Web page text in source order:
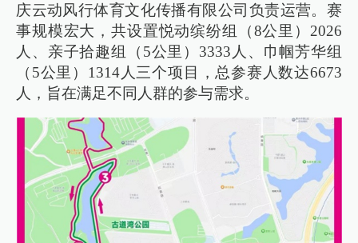
庆云动风行体育文化传播有限公司负责运营。赛
事规模宏大，共设置悦动缤纷组（8公里）2026
人、亲子拾趣组（5公里）3333人、巾帼芳华组
（5公里）1314人三个项目，总参赛人数达6673
人，旨在满足不同人群的参与需求。